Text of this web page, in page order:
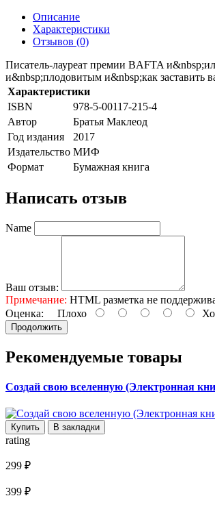
Описание
Характеристики
Отзывов (0)
Писатель-лауреат премии BAFTA
и&nbsp;плодовитым и&nbsp;как заставить
Характеристики
ISBN
978-5-00117-215-4
Автор
Братья Маклеод
Год издания
2017
Издательство МИФ
Формат
Бумажная книга
Написать отзыв
Name
Ваш отзыв:
Примечание: HTML разметка не
Оценка: Плохо
Продолжить
Рекомендуемые товары
Создай свою вселенную (Электронная
Купить В закладки
rating
299 ₽
399 ₽